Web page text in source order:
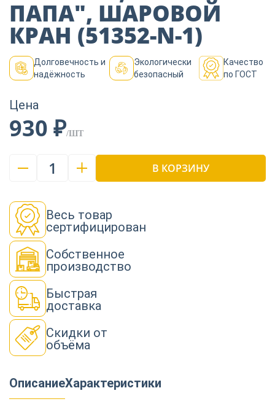
Пиломатериалы
Строительство
ПАПА″, ШАРОВОЙ
КРАН (51352-N-1)
Долговечность и
надёжность
Экологически
безопасный
Качество
по ГОСТ
Цена
930 ₽/ШТ
1 В КОРЗИНУ
Весь товар
сертифицирован
Собственное
производство
Быстрая
доставка
Скидки от
объёма
ОписаниеХарактеристики